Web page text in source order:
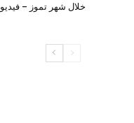
خلال شهر تموز – فيديو